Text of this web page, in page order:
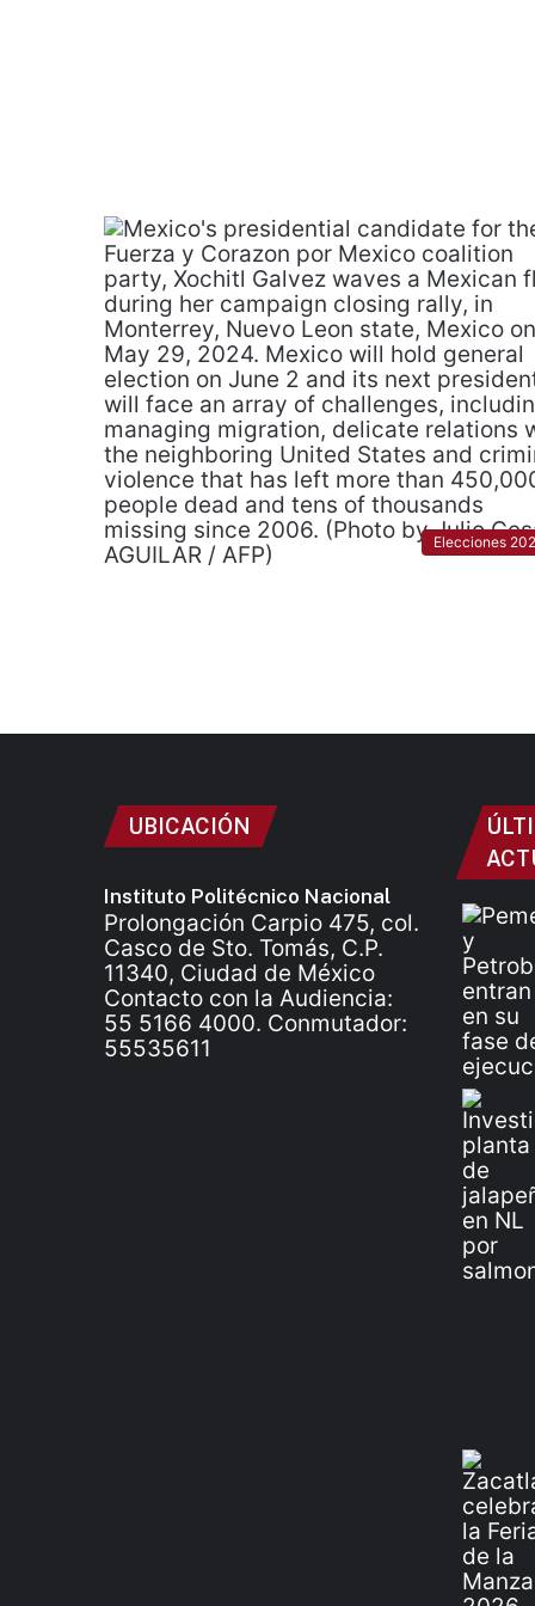
Elecciones
UBICACIÓN
Instituto Politécnico Nacional
Prolongación Carpio 475, col.
Casco de Sto. Tomás, C.P.
11340, Ciudad de México
Contacto con la Audiencia:
55 5166 4000. Conmutador:
55535611